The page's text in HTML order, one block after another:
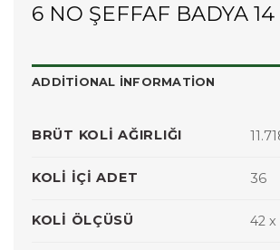
6 NO ŞEFFAF BADYA 14
ADDITIONAL INFORMATION
BRÜT KOLI AĞIRLIĞI
KOLI İÇI ADET 36
KOLI ÖLÇÜSÜ 42 x